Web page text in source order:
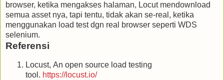
browser, ketika mengakses halaman, Locut mendownload
semua asset nya, tapi tentu, tidak akan se-real, ketika
menggunakan load test dgn real browser seperti WDS
selenium.
Referensi
Locust, An open source load testing
tool. https://locust.io/